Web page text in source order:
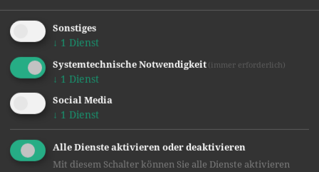
Sonstiges
↓ 1 Dienst
Systemtechnische Notwendigkeit (immer erforderlich)
↓ 1 Dienst
Social Media
↓ 1 Dienst
Alle Dienste aktivieren oder deaktivieren
Mit diesem Schalter können Sie alle Dienste aktivieren